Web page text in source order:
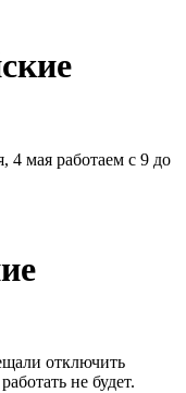
4 мая работаем с 9 до
отключить
не будет.